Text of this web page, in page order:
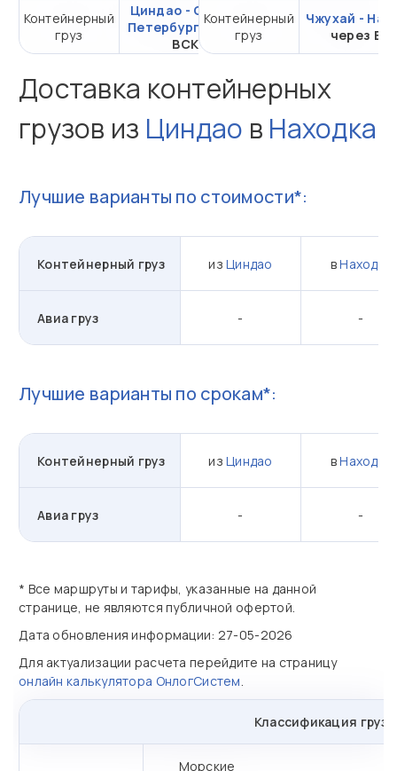
Контейнерный
груз
Циндао - Санкт-
Петербург через
ВСК
от 296 188,64 ₽ за
20DC
Контейнерный
груз
Чжухай -
через
Доставка контейнерных
грузов из Циндао в Находка
Лучшие варианты по стоимости*:
Контейнерный груз изЦиндао вНаходка
Авиа груз - -
Лучшие варианты по срокам*:
Контейнерный груз изЦиндао вНаходка
Авиа груз - -
* Все маршруты и тарифы, указанные на данной
странице, не являются публичной офертой.
Дата обновления информации: 27-05-2026
Для актуализации расчета перейдите на страницу
онлайн калькулятора ОнлогСистем.
Классификация
Морские